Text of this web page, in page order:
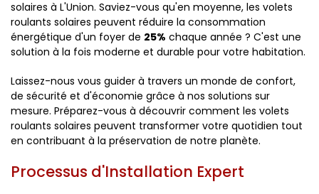
solaires à L'Union. Saviez-vous qu'en moyenne, les volets
roulants solaires peuvent réduire la consommation
énergétique d'un foyer de 25% chaque année ? C'est une
solution à la fois moderne et durable pour votre habitation.
Laissez-nous vous guider à travers un monde de confort,
de sécurité et d'économie grâce à nos solutions sur
mesure. Préparez-vous à découvrir comment les volets
roulants solaires peuvent transformer votre quotidien tout
en contribuant à la préservation de notre planète.
Processus d'Installation Expert